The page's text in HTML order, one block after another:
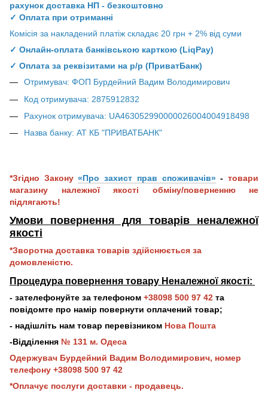
рахунок доставка НП - безкоштовно
✓ Оплата при отриманні
Комісія за накладений платіж складає 20 грн + 2% від суми
✓ Онлайн-оплата банківською карткою (LiqPay)
✓ Оплата за реквізитами на р/р (ПриватБанк)
Отримувач: ФОП Бурдейний Вадим Володимирович
Код отримувача: 2875912832
Рахунок отримувача: UA463052990000026004004918498
Назва банку: АТ КБ "ПРИВАТБАНК"
*Згідно Закону «Про захист прав споживачів» - товари
магазину належної якості обміну/поверненню не
підлягають!
Умови повернення для товарів неналежної
якості
*Зворотна доставка товарів здійснюється за
домовленістю.
Процедура повернення товару Неналежної якості:
- зателефонуйте за телефоном +38098 500 97 42 та
повідомте про намір повернути оплачений товар;
- надішліть нам товар перевізником Нова Пошта
-Відділення № 131 м. Одеса
Одержувач Бурдейний Вадим Володимирович, номер
телефону +38098 500 97 42
*Оплачує послуги доставки - продавець.